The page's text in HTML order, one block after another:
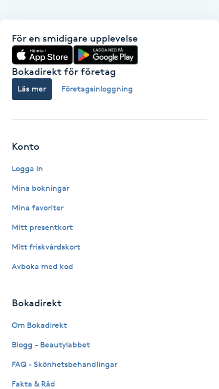
Hårvård
Hälsa
Idrottsmassage
IPL hårborttagning
IR-massage
Katun fransar
Kemisk peeling
För en smidigare upplevelse
Bokadirekt för företag
Läs mer Företagsinloggning
Konto
Logga in
Mina bokningar
Mina favoriter
Mitt presentkort
Mitt friskvårdskort
Avboka med kod
Bokadirekt
Om Bokadirekt
Blogg - Beautylabbet
FAQ - Skönhetsbehandlingar
Fakta & Råd